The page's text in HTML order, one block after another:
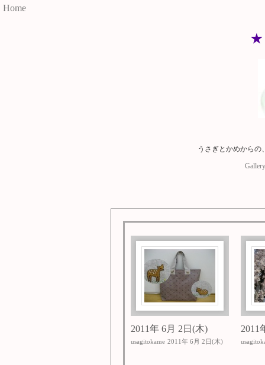
Home
★
うさぎとかめからの
Gallery
2011年 6月 2日(木)
usagitokame 2011年 6月 2日(木)
2011